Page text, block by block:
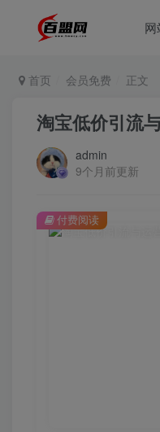
首页 会员免费 正文
淘宝低价引流
admin
9个月前更新
付费阅读